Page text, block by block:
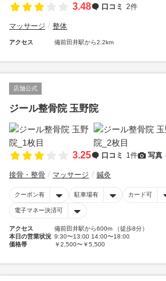
3.48
口コミ 2件
マッサージ 整体
アクセス 備前田井駅から2.2km
店舗公式
ジール整骨院 玉野院
3.25 口コミ 1件 写真
接骨・整骨 マッサージ 鍼灸
クーポン有 駐車場有 カード可
電子マネー決済可
アクセス
備前田井駅から600m （徒歩8分）
本日の営業状況 9:30〜13:00 14:00〜18:00
価格帯
￥2,500〜￥5,500